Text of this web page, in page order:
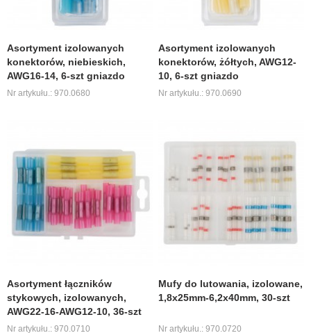
Asortyment izolowanych
konektorów, niebieskich,
AWG16-14, 6-szt gniazdo
Nr artykułu.: 970.0680
Asortyment izolowanych
konektorów, żółtych, AWG12-
10, 6-szt gniazdo
Nr artykułu.: 970.0690
Asortyment łączników
stykowych, izolowanych,
AWG22-16-AWG12-10, 36-szt
Nr artykułu.: 970.0710
Mufy do lutowania, izolowane,
1,8x25mm-6,2x40mm, 30-szt
Nr artykułu.: 970.0720